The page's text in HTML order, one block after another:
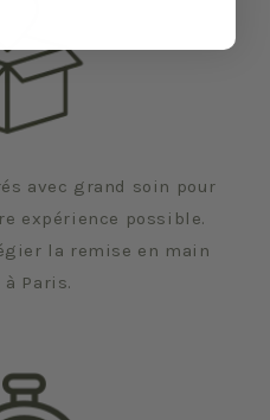
avec grand soin pour
expérience possible.
la remise en main
à Paris.